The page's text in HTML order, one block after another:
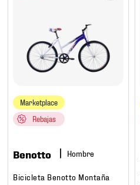
Marketplace
Rebajas
Benotto Hombre
Bicicleta Benotto Montaña